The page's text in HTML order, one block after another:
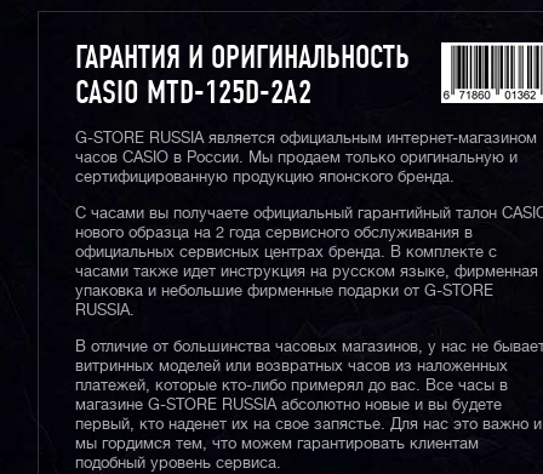
ГАРАНТИЯ И ОРИГИНАЛЬНОСТЬ
CASIO MTD-125D-2A2
G-STORE RUSSIA является официальным интернет-магазином
часов CASIO в России. Мы продаем только оригинальную и
сертифицированную продукцию японского бренда.
С часами вы получаете официальный гарантийный талон
нового образца на 2 года сервисного обслуживания в
официальных сервисных центрах бренда. В комплекте с
часами также идет инструкция на русском языке, фирменная
упаковка и небольшие фирменные подарки от G-STORE
RUSSIA.
В отличие от большинства часовых магазинов, у нас не
витринных моделей или возвратных часов из наложенных
платежей, которые кто-либо примерял до вас. Все часы в
магазине G-STORE RUSSIA абсолютно новые и вы будете
первый, кто наденет их на свое запястье. Для нас это важно и
мы гордимся тем, что можем гарантировать клиентам
подобный уровень сервиса.